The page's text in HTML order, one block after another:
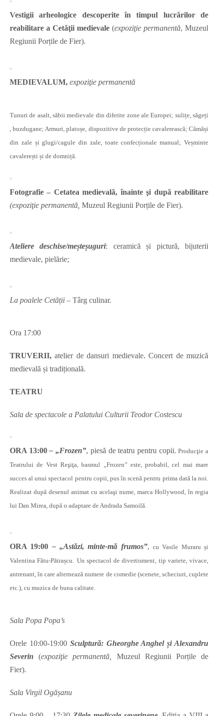
Vestigii arheologice descoperite în timpul lucrărilor de
reabilitare a Cetăţii medievale (expoziţie permanentă, Muzeul
Regiunii Porțile de Fier).
MEDIEVALUM, expoziţie permanentă
Tunuri de asalt, săbii medievale din diferite zone ale Europei; sulițe, săgeți
, buzdugane; Armuri, platoșe, dispozitive de protecție cavalerească; Cămăși
din zale și glugi/cagule din zale, toate confecționale manual; Veșminte
cavalerești și de domniță.
Fotografie – Cetatea medievală, înainte şi după reabilitare
(expoziţie permanentă, Muzeul Regiunii Porțile de Fier).
Ateliere deschise/meșteșuguri: ceramică și pictură, bijuterii
medievale, pielărie;
La poalele Cetății – Târg culinar.
Ora 17:00
TRUVERII, atelier de dansuri medievale. Concert de muzică
medievală și tradițională.
TEATRU
Sala de spectacole a Palatului Culturii Teodor Costescu
ORA 13:00– „Frozen”, piesă de teatru pentru copii. Producţie a
Teatrului de Vest Reşiţa, basmul „Frozen” este, probabil, cel mai mare
succes al unui spectacol pentru copii, pus în scenă pentru prima dată la noi.
Realizat după desenul animat cu acelaşi nume, marca Hollywood, în regia
lui Dan Mirea, după o adaptare de Andrada Samoilă.
ORA 19:00 – „Astăzi, minte-mă frumos”,cu Vasile Muraru și
Valentina Fătu-Pătrașcu. Un spectacol de divertisment, tip variete, vivace,
antrenant, în care alternează numere de comedie (scenete, scheciuri, cuplete
etc.), cu muzica de buna calitate.
Sala Popa Popa’s
Orele 10:00-19:00 Sculptură: Gheorghe Anghel și Alexandru
Severin (expoziţie permanentă,
Muzeul Regiunii Porțile de
Fier).
Sala Virgil Ogășanu